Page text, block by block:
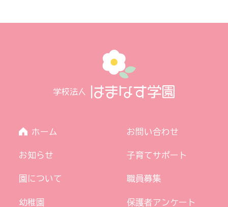
ホーム
お知らせ
園について
幼稚園
お問い合わせ
子育てサポート
職員募集
保護者アンケート